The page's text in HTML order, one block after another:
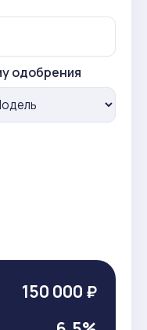
одобрения
150 000 ₽